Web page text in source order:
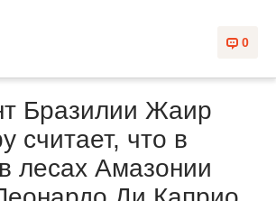
0
Бразилии Жаир
считает, что в
лесах Амазонии